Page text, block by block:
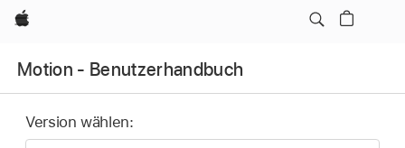
Apple
Motion - Benutzerhandbuch
Version wählen: